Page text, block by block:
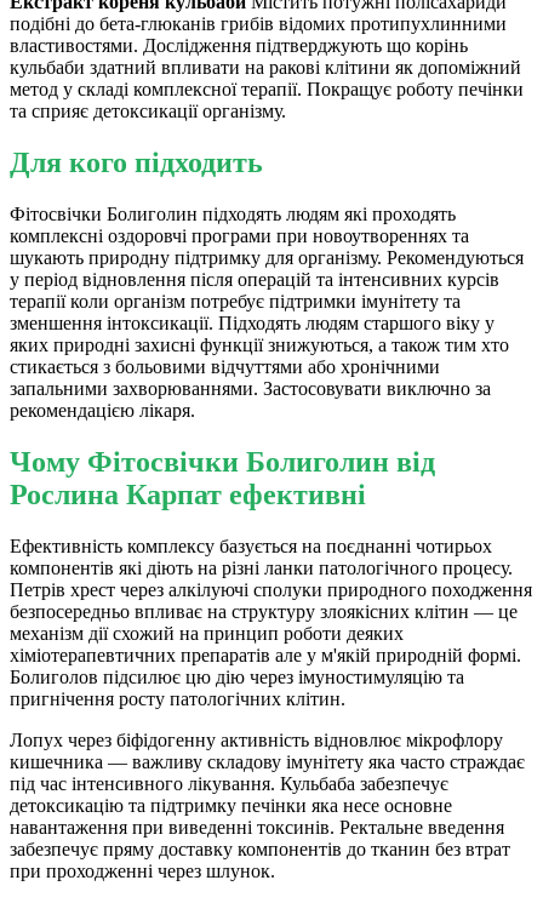
подібні до бета-глюканів грибів відомих протипухлинними
властивостями. Дослідження підтверджують що корінь
кульбаби здатний впливати на ракові клітини як допоміжний
метод у складі комплексної терапії. Покращує роботу печінки
та сприяє детоксикації організму.
Для кого підходить
Фітосвічки Болиголин підходять людям які проходять
комплексні оздоровчі програми при новоутвореннях та
шукають природну підтримку для організму. Рекомендуються
у період відновлення після операцій та інтенсивних курсів
терапії коли організм потребує підтримки імунітету та
зменшення інтоксикації. Підходять людям старшого віку у
яких природні захисні функції знижуються, а також тим хто
стикається з больовими відчуттями або хронічними
запальними захворюваннями. Застосовувати виключно за
рекомендацією лікаря.
Чому Фітосвічки Болиголин від
Рослина Карпат ефективні
Ефективність комплексу базується на поєднанні чотирьох
компонентів які діють на різні ланки патологічного процесу.
Петрів хрест через алкілуючі сполуки природного походження
безпосередньо впливає на структуру злоякісних клітин — це
механізм дії схожий на принцип роботи деяких
хіміотерапевтичних препаратів але у м'якій природній формі.
Болиголов підсилює цю дію через імуностимуляцію та
пригнічення росту патологічних клітин.
Лопух через біфідогенну активність відновлює мікрофлору
кишечника — важливу складову імунітету яка часто страждає
під час інтенсивного лікування. Кульбаба забезпечує
детоксикацію та підтримку печінки яка несе основне
навантаження при виведенні токсинів. Ректальне введення
забезпечує пряму доставку компонентів до тканин без втрат
при проходженні через шлунок.